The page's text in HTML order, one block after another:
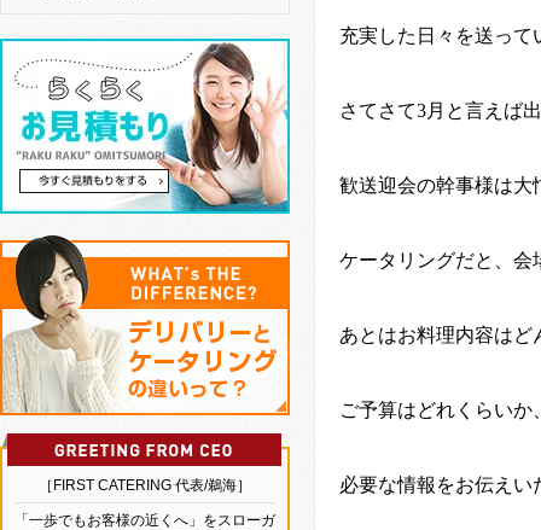
充実した日々を送って
さてさて3月と言えば
歓送迎会の幹事様は大
ケータリングだと、会
あとはお料理内容はど
ご予算はどれくらい
必要な情報をお伝え
［FIRST CATERING 代表/鵜海］
「一歩でもお客様の近くへ」をスローガ